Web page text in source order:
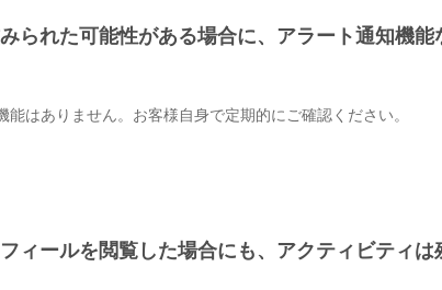
られた可能性がある場合に、アラート通知機能
能はありません。お客様自身で定期的にご確認ください。
ィールを閲覧した場合にも、アクティビティは